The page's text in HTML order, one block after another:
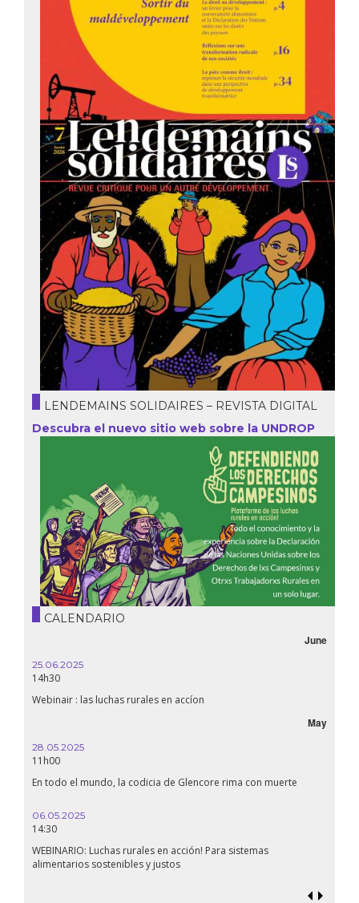
LENDEMAINS SOLIDAIRES – REVISTA DIGITAL
Descubra el nuevo sitio web sobre la UNDROP
CALENDARIO
June
25.06.2025
14h30
Webinair : las luchas rurales en accíon
May
28.05.2025
11h00
En todo el mundo, la codicia de Glencore rima con muerte
06.05.2025
14:30
WEBINARIO: Luchas rurales en acción! Para sistemas
alimentarios sostenibles y justos